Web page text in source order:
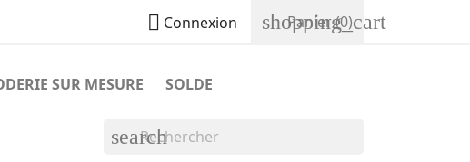
 Connexion shopping_cart
Panier(0)
SUR MESURE SOLDE
search